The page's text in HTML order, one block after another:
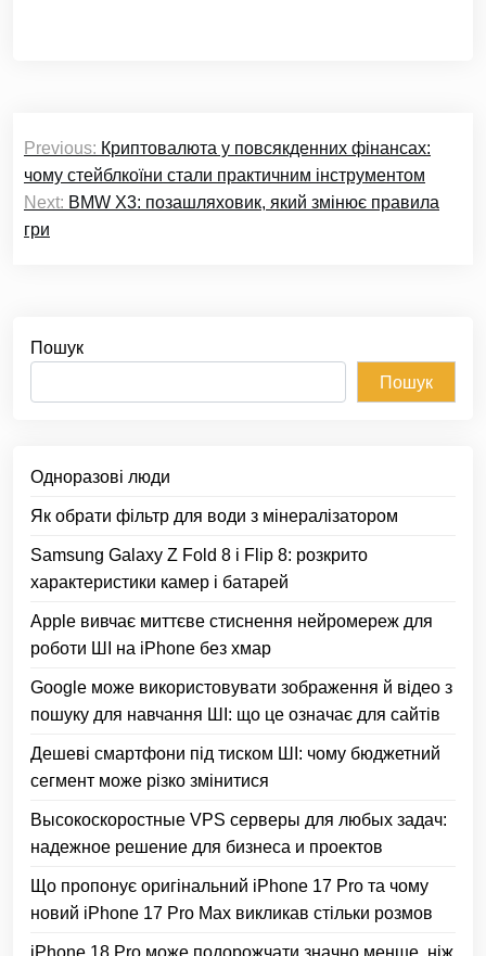
записів
Previous: Криптовалюта у повсякденних фінансах:
чому стейблкоїни стали практичним інструментом
Next: BMW X3: позашляховик, який змінює правила
гри
Пошук
Пошук
Одноразові люди
Як обрати фільтр для води з мінералізатором
Samsung Galaxy Z Fold 8 і Flip 8: розкрито
характеристики камер і батарей
Apple вивчає миттєве стиснення нейромереж для
роботи ШІ на iPhone без хмар
Google може використовувати зображення й відео з
пошуку для навчання ШІ: що це означає для сайтів
Дешеві смартфони під тиском ШІ: чому бюджетний
сегмент може різко змінитися
Высокоскоростные VPS серверы для любых задач:
надежное решение для бизнеса и проектов
Що пропонує оригінальний iPhone 17 Pro та чому
новий iPhone 17 Pro Max викликав стільки розмов